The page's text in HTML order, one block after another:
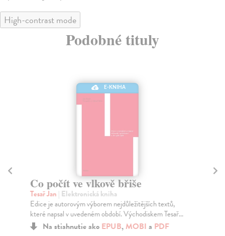
High-contrast mode
Podobné tituly
E-KNIHA
Co počít ve vlkově břiše
Tesař Jan | Elektronická kniha
Edice je autorovým výborem nejdůležitějších textů,
které napsal v uvedeném období. Východiskem Tesař...
Na stiahnutie ako EPUB,MOBI a PDF